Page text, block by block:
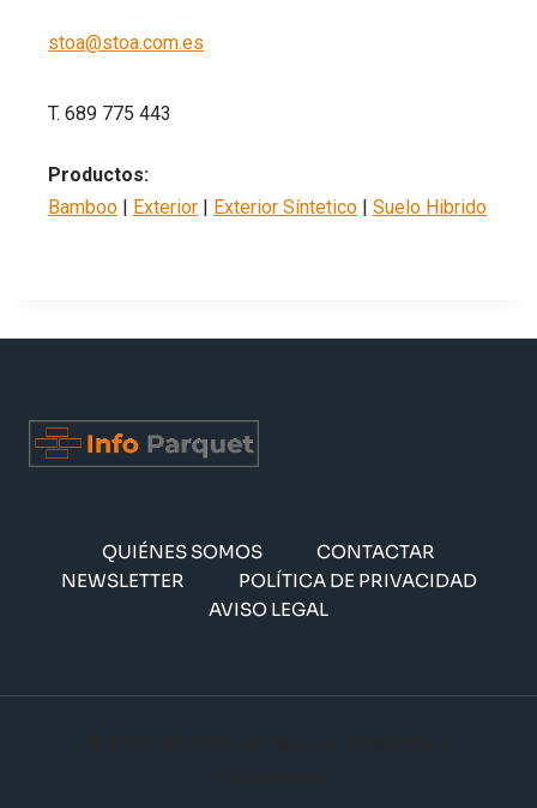
stoa@stoa.com.es
T. 689 775 443
Productos:
Bamboo | Exterior | Exterior Síntetico | Suelo Hibrido
QUIÉNES SOMOS
CONTACTAR
NEWSLETTER
POLÍTICA DE PRIVACIDAD
AVISO LEGAL